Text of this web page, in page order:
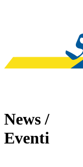
News /
Eventi